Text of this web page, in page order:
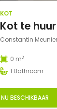
KOT
Kot te
Constantin
0 m2
1 Bathroom
NU BESCHIKBAAR